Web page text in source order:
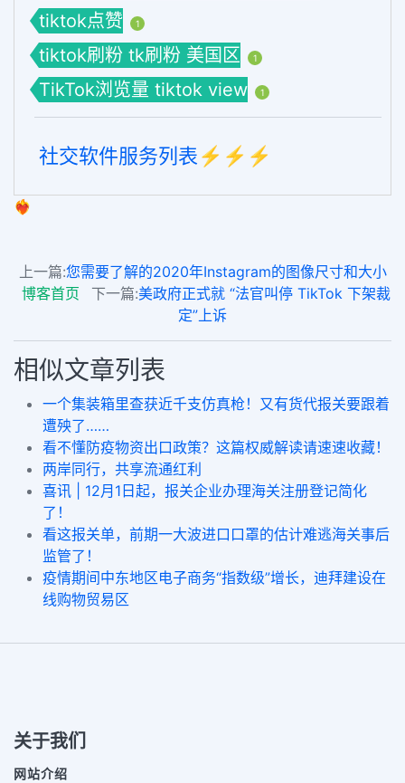
tiktok点赞 1
tiktok刷粉 tk刷粉 美国区 1
TikTok浏览量 tiktok view 1
社交软件服务列表⚡️⚡️⚡️
❤️‍🔥
上一篇:您需要了解的2020年Instagram的图像尺寸和大小
博客首页
下一篇:美政府正式就 “法官叫停 TikTok 下架裁
定”上诉
相似文章列表
一个集装箱里查获近千支仿真枪！又有货代报关要跟着
遭殃了……
看不懂防疫物资出口政策？这篇权威解读请速速收藏！
两岸同行，共享流通红利
喜讯 | 12月1日起，报关企业办理海关注册登记简化
了！
看这报关单，前期一大波进口口罩的估计难逃海关事后
监管了！
疫情期间中东地区电子商务“指数级”增长，迪拜建设在
线购物贸易区
关于我们
网站介绍